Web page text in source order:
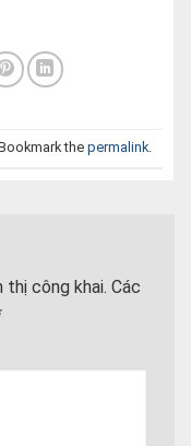
Bookmark thepermalink
thị công khai. Các